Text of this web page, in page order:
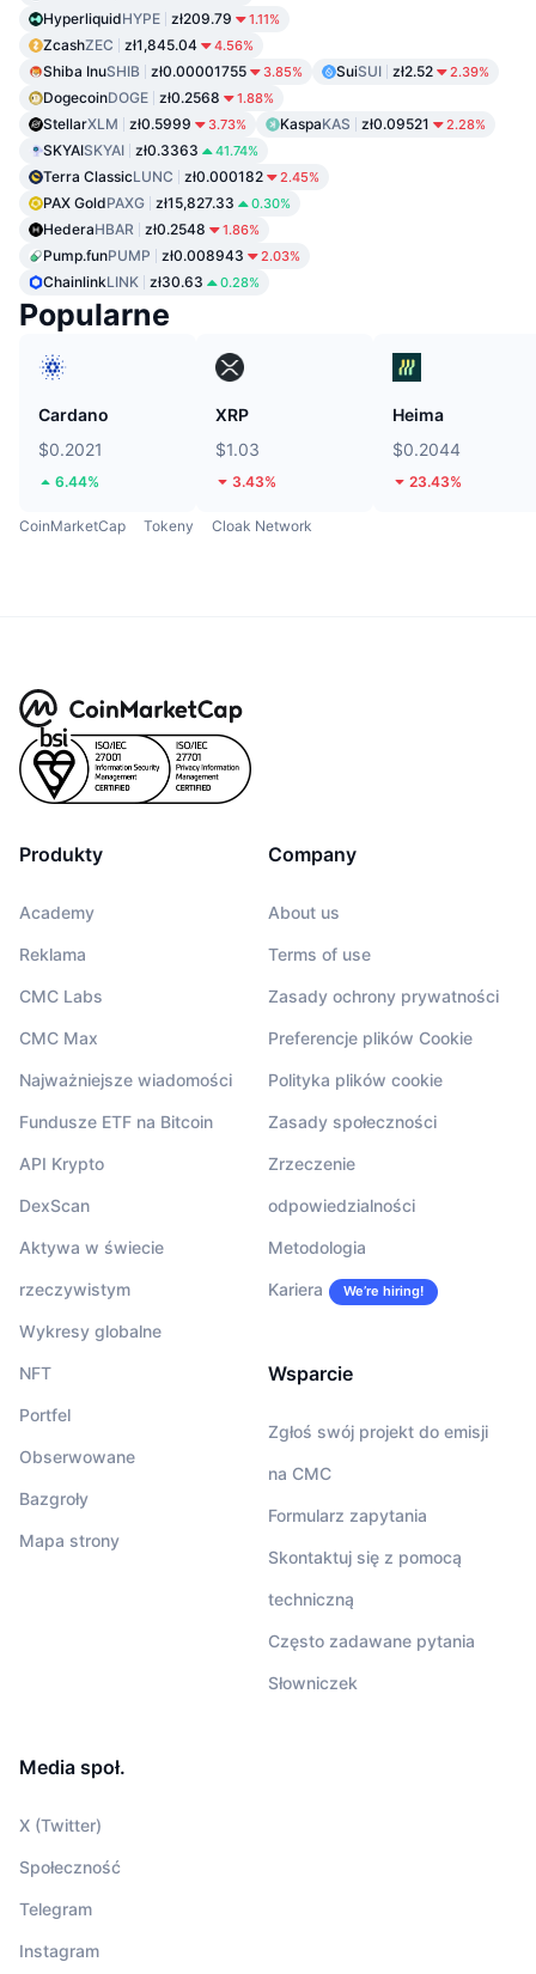
HyperliquidHYPE zł209.79 1.11%
ZcashZEC zł1,845.04 4.56%
Shiba InuSHIB zł0.00001755 3.85% SuiSUI zł2.52 2.39%
DogecoinDOGE zł0.2568 1.88%
StellarXLM zł0.5999 3.73% KaspaKAS zł0.09521 2.28%
SKYAISKYAI zł0.3363 41.74%
Terra ClassicLUNC zł0.000182 2.45%
PAX GoldPAXG zł15,827.33 0.30%
HederaHBAR zł0.2548 1.86%
Pump.funPUMP zł0.008943 2.03%
ChainlinkLINK zł30.63 0.28%
Popularne
Cardano
$0.2021
6.44%
XRP
$1.03
3.43%
Heima
$0.2044
23.43%
CoinMarketCap Tokeny Cloak Network
Produkty
Academy
Reklama
CMC Labs
CMC Max
Najważniejsze wiadomości
Fundusze ETF na Bitcoin
API Krypto
DexScan
Aktywa w świecie
rzeczywistym
Wykresy globalne
NFT
Portfel
Obserwowane
Bazgroły
Mapa strony
Company
About us
Terms of use
Zasady ochrony prywatności
Preferencje plików Cookie
Polityka plików cookie
Zasady społeczności
Zrzeczenie
odpowiedzialności
Metodologia
Kariera We’re hiring!
Wsparcie
Zgłoś swój projekt do emisji
na CMC
Formularz zapytania
Skontaktuj się z pomocą
techniczną
Często zadawane pytania
Słowniczek
Media społ.
X (Twitter)
Społeczność
Telegram
Instagram